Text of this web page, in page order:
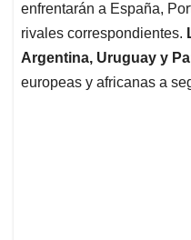
enfrentarán a España,
rivales correspondientes.
Argentina, Uruguay y
europeas y africanas a